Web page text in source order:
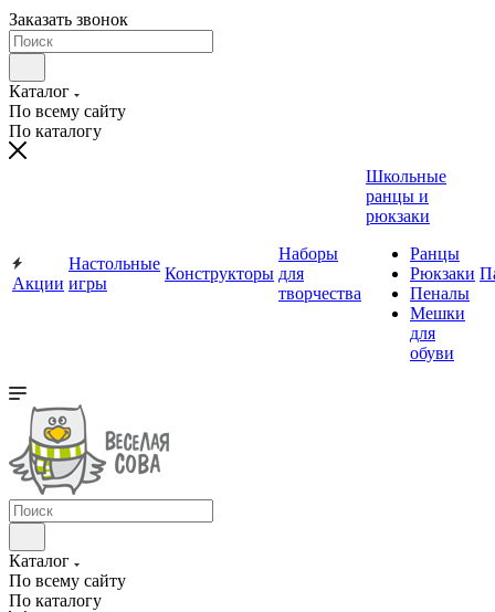
Заказать звонок
Каталог
По всему сайту
По каталогу
Акции
Настольные
игры
Конструкторы
Наборы
для
творчества
Школьные
ранцы и
рюкзаки
Ранцы
Рюкзаки
Пеналы
Мешки
для
обуви
Каталог
По всему сайту
По каталогу